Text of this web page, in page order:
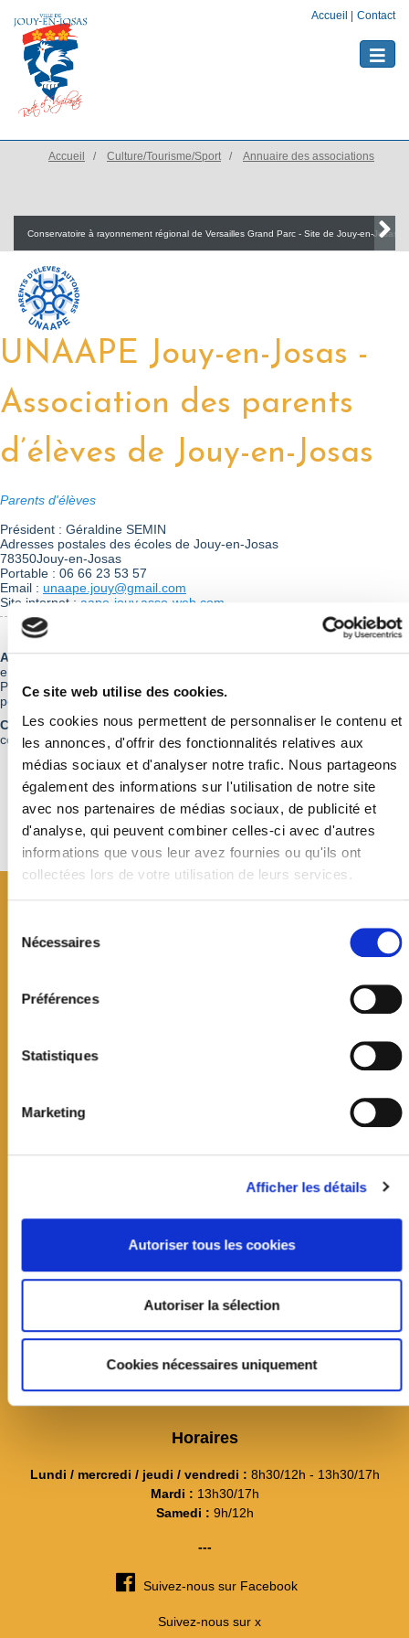
Ce site web utilise des cookies.
Les cookies nous permettent de personnaliser le contenu et
les annonces, d'offrir des fonctionnalités relatives aux
médias sociaux et d'analyser notre trafic. Nous partageons
également des informations sur l'utilisation de notre site
avec nos partenaires de médias sociaux, de publicité et
d'analyse, qui peuvent combiner celles-ci avec d'autres
informations que vous leur avez fournies ou qu'ils ont
collectées lors de votre utilisation de leurs services.
consentement
Nécessaires
Préférences
Statistiques
Marketing
Afficher les détails
Autoriser tous les cookies
Autoriser la sélection
Cookies nécessaires uniquement
Accueil Contact
Toggle
Accueil Culture/Tourisme/Sport Annuaire des associations
Conservatoire à rayonnement régional de Versailles Grand Parc - Site de Jouy-en-Josas
UNAAPE Jouy-en-Josas -
Association des parents
d’élèves de Jouy-en-Josas
Parents d'élèves
Président : Géraldine SEMIN
Adresses postales des écoles de Jouy-en-Josas
78350Jouy-en-Josas
Portable : 06 66 23 53 57
Email : unaape.jouy@gmail.com
Site internet : aape-jouy.asso-web.com
Activités proposées :Représentation des parents auprès des
enseignants, des élus municipaux et de l’Inspection académique -
Participation à la vie de l’école - Aide aux projets des équipes
pédagogiques.
Cotisation :16 € (cotisation unique pour l’ensemble des écoles,
collèges inclus).
Retour à la liste
19 avenue Jean Jaurès
78354 Jouy-en-Josas cedex
01 39 20 11 11
Contact
---
Itinéraire et plan d'accès
La mairie recrute
Connexion
Horaires
Lundi / mercredi / jeudi / vendredi : 8h30/12h - 13h30/17h
Mardi : 13h30/17h
Samedi : 9h/12h
---
Suivez-nous sur Facebook
Suivez-nous sur x